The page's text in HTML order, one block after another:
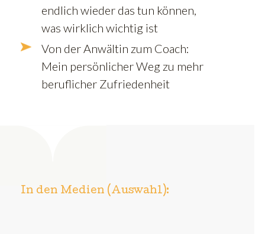
endlich wieder das tun können,
was wirklich wichtig ist
Von der Anwältin zum Coach:
Mein persönlicher Weg zu mehr
beruflicher Zufriedenheit
In den Medien (Auswahl):